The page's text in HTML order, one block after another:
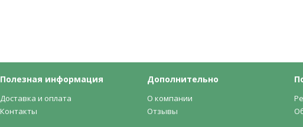
Полезная информация
Доставка и оплата
Контакты
Дополнительно
О компании
Отзывы